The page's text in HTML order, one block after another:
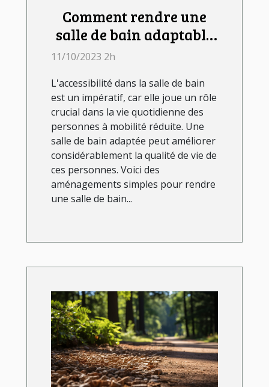
Comment rendre une
salle de bain adaptable
aux personnes à
11/10/2023 2h
L'accessibilité dans la salle de bain
est un impératif, car elle joue un rôle
crucial dans la vie quotidienne des
personnes à mobilité réduite. Une
salle de bain adaptée peut améliorer
considérablement la qualité de vie de
ces personnes. Voici des
aménagements simples pour rendre
une salle de bain...